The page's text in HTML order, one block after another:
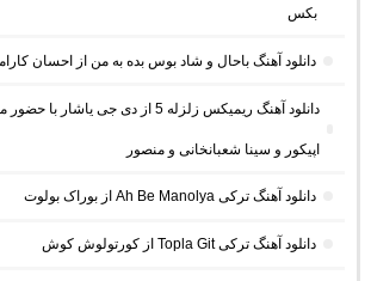
بکس
دانلود آهنگ باحال و شاد بوس بده به من از احسان
دانلود آهنگ ریمیکس زلزله 5 از دی جی
اپیکور و سینا شعبانخانی و منصور
دانلود آهنگ ترکی Ah Be Manolya از بوراک بولوت
دانلود آهنگ ترکی Topla Git از کورتولوش کوش